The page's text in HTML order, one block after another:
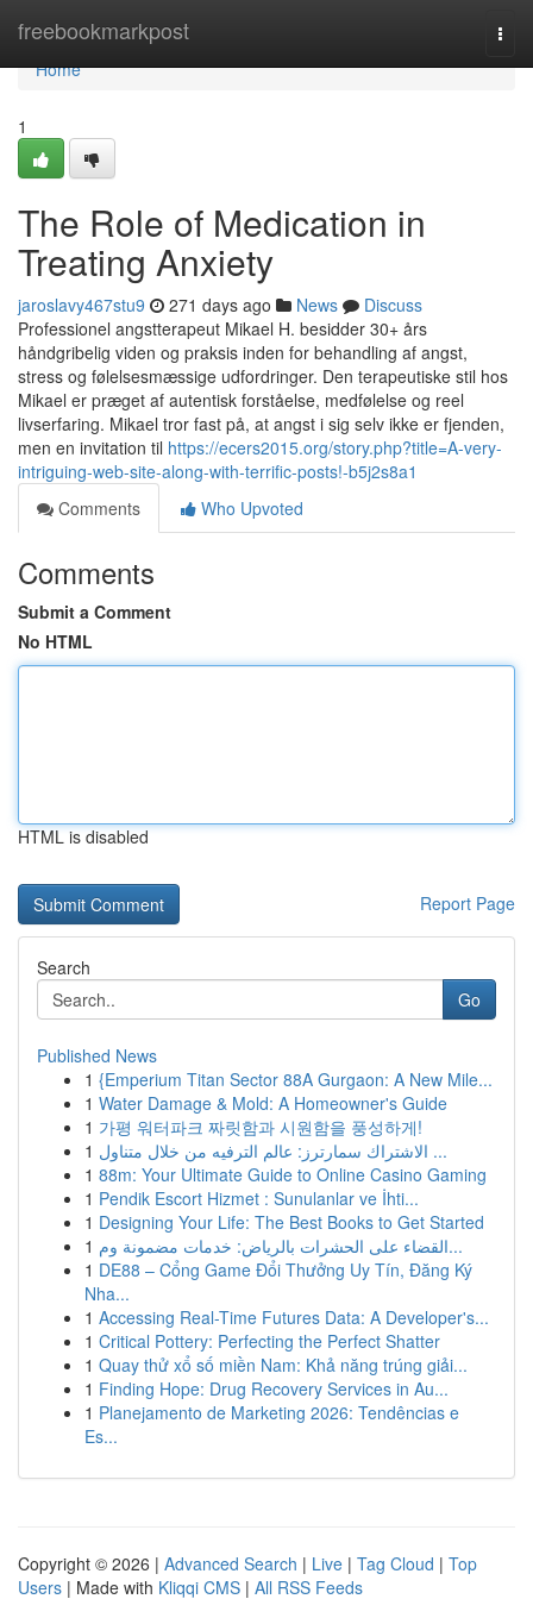
freebookmarkpost
Home
Home
1
The Role of Medication in
Treating Anxiety
jaroslavy467stu9 271 days ago News
Discuss
Professionel angstterapeut Mikael H. besidder 30+ års
håndgribelig viden og praksis inden for behandling af angst,
stress og følelsesmæssige udfordringer. Den terapeutiske stil hos
Mikael er præget af autentisk forståelse, medfølelse og reel
livserfaring. Mikael tror fast på, at angst i sig selv ikke er fjenden,
men en invitation til https://ecers2015.org/story.php?title=A-very-
intriguing-web-site-along-with-terrific-posts!-b5j2s8a1
Comments
Who Upvoted
Comments
Submit a Comment
No HTML
HTML is disabled
Report Page
Search
Go
Published News
1 {Emperium Titan Sector 88A Gurgaon: A New Mile...
1 Water Damage & Mold: A Homeowner's Guide
1 가평 워터파크 짜릿함과 시원함을 풍성하게!
1
الاشتراك سمارترز: عالم الترفيه من خلال متناول ...
1 88m: Your Ultimate Guide to Online Casino Gaming
1 Pendik Escort Hizmet : Sunulanlar ve İhti...
1 Designing Your Life: The Best Books to Get Started
1
القضاء على الحشرات بالرياض: خدمات مضمونة وم...
1 DE88 – Cổng Game Đổi Thưởng Uy Tín, Đăng Ký
Nha...
1 Accessing Real-Time Futures Data: A Developer's...
1 Critical Pottery: Perfecting the Perfect Shatter
1 Quay thử xổ số miền Nam: Khả năng trúng giải...
1 Finding Hope: Drug Recovery Services in Au...
1 Planejamento de Marketing 2026: Tendências e
Es...
Copyright © 2026 | Advanced Search | Live | Tag Cloud | Top
Users | Made with Kliqqi CMS | All RSS Feeds